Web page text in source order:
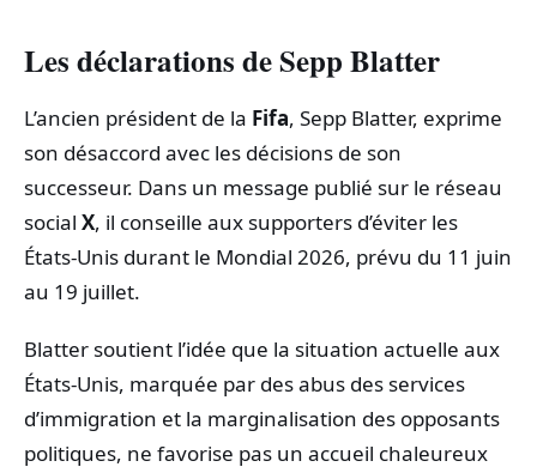
SCIENCES & TECH
Les déclarations de Sepp Blatter
L’ancien président de la Fifa, Sepp Blatter, exprime
son désaccord avec les décisions de son
successeur. Dans un message publié sur le réseau
social X, il conseille aux supporters d’éviter les
États-Unis durant le Mondial 2026, prévu du 11 juin
au 19 juillet.
Blatter soutient l’idée que la situation actuelle aux
États-Unis, marquée par des abus des services
d’immigration et la marginalisation des opposants
politiques, ne favorise pas un accueil chaleureux